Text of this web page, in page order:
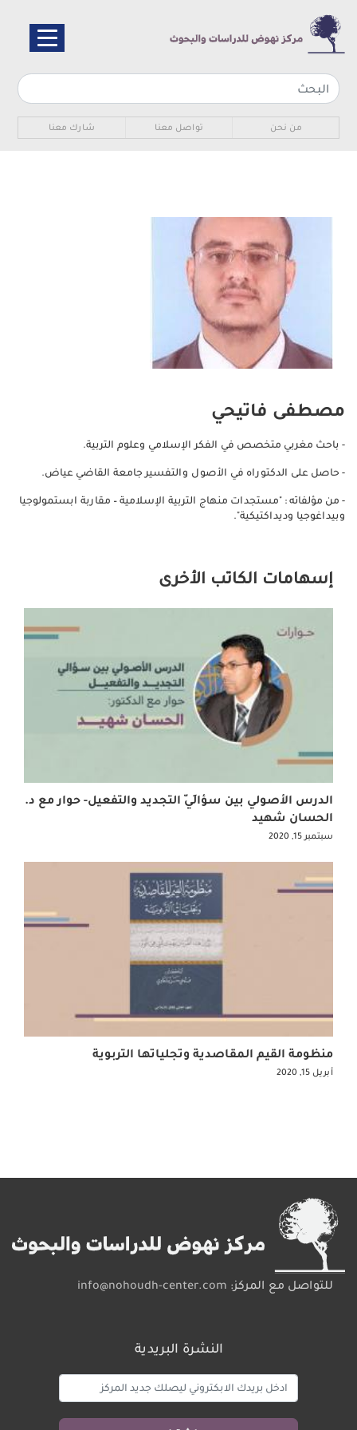
المحتوى
Sub navigation
من نحن تواصل معنا شارك معنا
مصطفى فاتيحي
- باحث مغربي متخصص في الفكر الإسلامي وعلوم التربية.
- حاصل على الدكتوراه في الأصول والتفسير جامعة القاضي عياض.
- من مؤلفاته : "مستجدات منهاج التربية الإسلامية – مقاربة ابستمولوجيا
وبيداغوجيا وديداكتيكية".
إسهامات الكاتب الأخرى
الدرس الأصولي بين سؤالَيّ التجديد والتفعيل- حوار مع د.
الحسان شهيد
سبتمبر 15, 2020
منظومة القيم المقاصدية وتجلياتها التربوية
أبريل 15, 2020
للتواصل مع المركز: info@nohoudh-center.com
النشرة البريدية